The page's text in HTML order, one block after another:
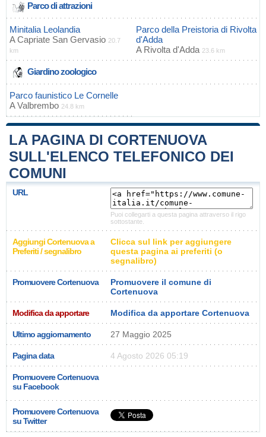
Parco di attrazioni
Minitalia Leolandia
ACapriate San Gervasio 20.7
km
Parco della Preistoria di Rivolta
d'Adda
A Rivolta d'Adda 23.6 km
Giardino zoologico
Parco faunistico Le Cornelle
AValbrembo 24.8 km
LA PAGINA DI CORTENUOVA
SULL'ELENCO TELEFONICO DEI
COMUNI
URL
Puoi collegarti a questa pagina attraverso il rigo
sottostante.
Aggiungi Cortenuova a
Preferiti / segnalibro
Clicca sul link per aggiungere
questa pagina ai preferiti (o
segnalibro)
Promuovere Cortenuova
Promuovere il comune di
Cortenuova
Modifica da apportare Modifica da apportare Cortenuova
Ultimo aggiornamento 27 Maggio 2025
Pagina data 4 Agosto 2026 05:19
Promuovere Cortenuova
su Facebook
Promuovere Cortenuova
su Twitter